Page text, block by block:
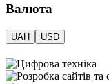
Валюта